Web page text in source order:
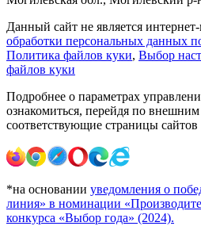
Данный сайт не является
обработки персональных данных
Политика файлов куки, Выбор
файлов куки
Подробнее о параметрах
ознакомиться, перейдя по
соответствующие страницы
*на основании уведомления о
линия» в номинации
конкурса «Выбор года» (2024).